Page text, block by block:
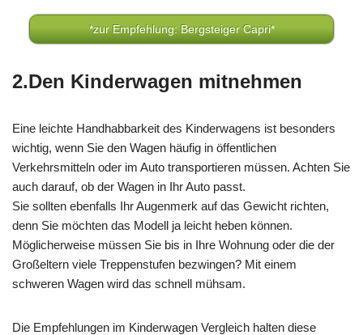
*zur Empfehlung: Bergsteiger Capri*
2.Den Kinderwagen mitnehmen
Eine leichte Handhabbarkeit des Kinderwagens ist besonders
wichtig, wenn Sie den Wagen häufig in öffentlichen
Verkehrsmitteln oder im Auto transportieren müssen. Achten Sie
auch darauf, ob der Wagen in Ihr Auto passt.
Sie sollten ebenfalls Ihr Augenmerk auf das Gewicht richten,
denn Sie möchten das Modell ja leicht heben können.
Möglicherweise müssen Sie bis in Ihre Wohnung oder die der
Großeltern viele Treppenstufen bezwingen? Mit einem
schweren Wagen wird das schnell mühsam.
Die Empfehlungen im Kinderwagen Vergleich halten diese